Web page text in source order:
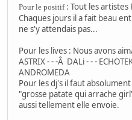
Pour le positif : Tout les
Chaques jours il a fait beau
ne s'y attendais pas...
Pour les lives : Nous avons
ASTRIX - - -Â DALi - - -
ANDROMEDA
Pour les dj's il faut
"grosse patate qui arrache
aussi tellement elle envoie.